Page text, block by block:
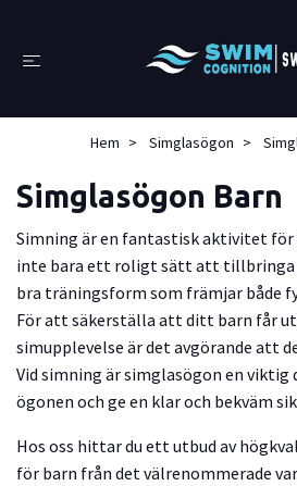
Hem Simglasögon
Simglasögon Barn
Simning är en fantastisk aktivitet för
inte bara ett roligt sätt att tillbringa
bra träningsform som främjar både
För att säkerställa att ditt barn får ut
simupplevelse är det avgörande att
Vid simning är simglasögon en viktig
ögonen och ge en klar och bekväm
Hos oss hittar du ett utbud av
för barn från det välrenommerade